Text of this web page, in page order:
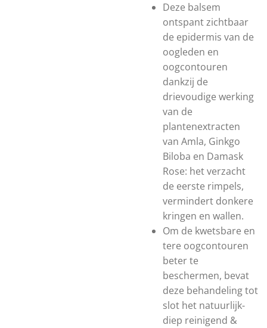
Deze balsem
ontspant zichtbaar
de epidermis van de
oogleden en
oogcontouren
dankzij de
drievoudige werking
van de
plantenextracten
van Amla, Ginkgo
Biloba en Damask
Rose: het verzacht
de eerste rimpels,
vermindert donkere
kringen en wallen.
Om de kwetsbare en
tere oogcontouren
beter te
beschermen, bevat
deze behandeling tot
slot het natuurlijk-
diep reinigend &